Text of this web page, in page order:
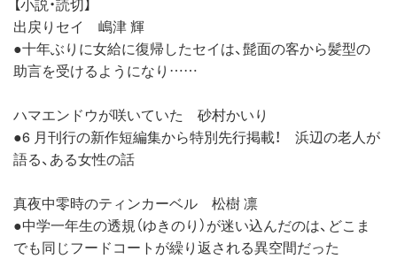
出戻りセイ 嶋津 輝
●十年ぶりに女給に復帰したセイは、髭面の客から髪型の
助言を受けるようになり……
ハマエンドウが咲いていた 砂村かいり
●6 月刊行の新作短編集から特別先行掲載！ 浜辺の老人が
語る、ある女性の話
真夜中零時のティンカーベル 松樹 凛
●中学一年生の透規（ゆきのり）が迷い込んだのは、どこま
でも同じフードコートが繰り返される異空間だった